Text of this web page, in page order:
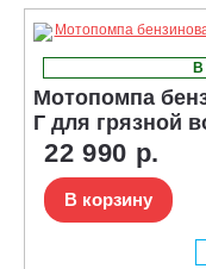
В
Мотопомпа
Г для грязной
22 990 р.
В корзину